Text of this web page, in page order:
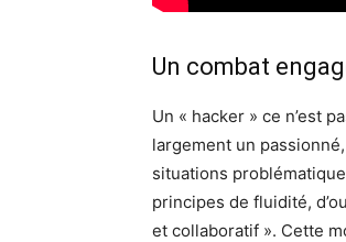
Un combat
Un « hacker » ce n’est
largement un
situations
principes de fluidité,
et collaboratif ». Cette